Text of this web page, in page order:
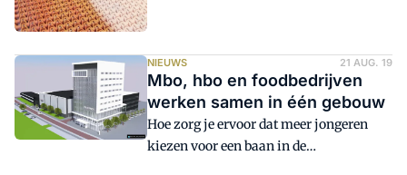
stoomreinigingssysteem van Tecnovap
al geruime tijd beschikbaar. Vandaag, 1
oktober, introduceert Innovi B.V. ook het
nieuwe reinigingssysteem voor
schakelbanden in de Benelux.
NIEUWS 21 AUG. 19
Mbo, hbo en foodbedrĳven
werken samen in één gebouw
Hoe zorg je ervoor dat meer jongeren
kiezen voor een baan in de